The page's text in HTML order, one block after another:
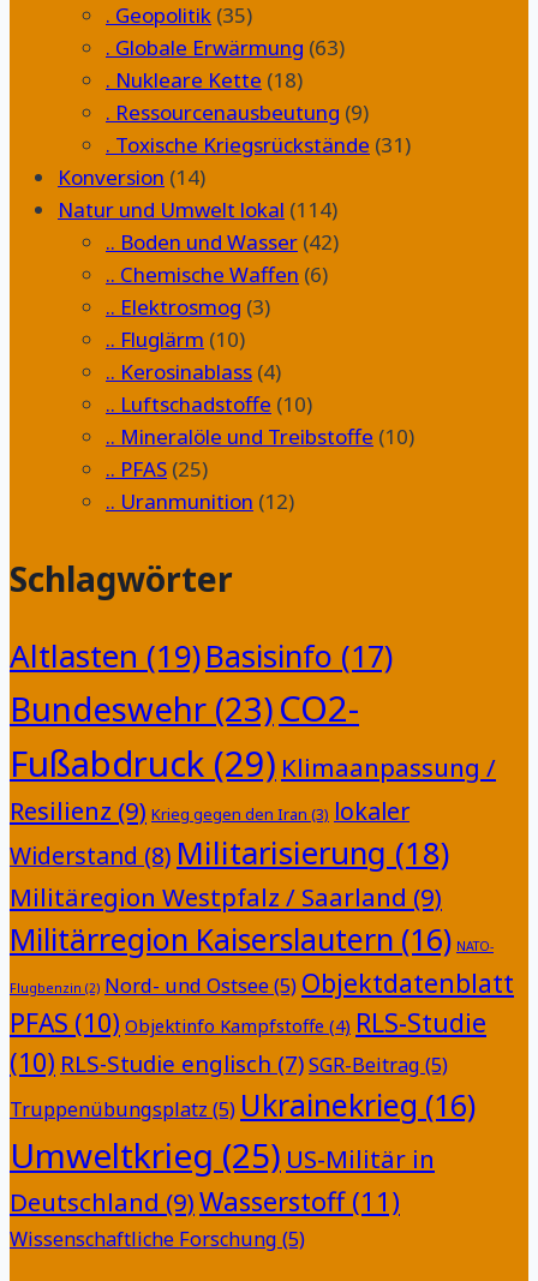
. Geopolitik (35)
. Globale Erwärmung (63)
. Nukleare Kette (18)
. Ressourcenausbeutung (9)
. Toxische Kriegsrückstände (31)
Konversion (14)
Natur und Umwelt lokal (114)
.. Boden und Wasser (42)
.. Chemische Waffen (6)
.. Elektrosmog (3)
.. Fluglärm (10)
.. Kerosinablass (4)
.. Luftschadstoffe (10)
.. Mineralöle und Treibstoffe (10)
.. PFAS (25)
.. Uranmunition (12)
Schlagwörter
Altlasten (19)Basisinfo (17)
Bundeswehr (23)CO2-
Fußabdruck (29) Klimaanpassung /
Resilienz (9) Krieg gegen den Iran (3) lokaler
Widerstand (8) Militarisierung (18)
Militäregion Westpfalz / Saarland (9)
Militärregion Kaiserslautern (16) NATO-
Flugbenzin (2) Nord- und Ostsee(5) Objektdatenblatt
PFAS (10) Objektinfo Kampfstoffe (4) RLS-Studie
(10) RLS-Studie englisch (7)SGR-Beitrag (5)
Truppenübungsplatz (5) Ukrainekrieg (16)
Umweltkrieg (25) US-Militär in
Deutschland (9)Wasserstoff(11)
Wissenschaftliche Forschung (5)